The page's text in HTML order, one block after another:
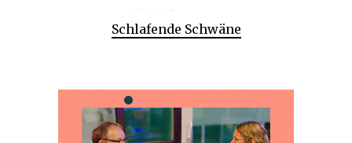
Schlafende Schwäne